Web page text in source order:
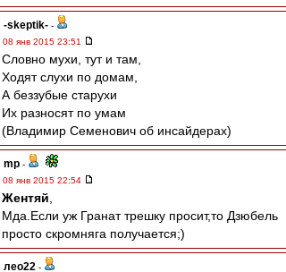
-skeptik- -
08 янв 2015 23:51
Словно мухи, тут и там,
Ходят слухи по домам,
А беззубые старухи
Их разносят по умам
(Владимир Семенович об инсайдерах)
mp -
08 янв 2015 22:54
Жентяй
Мда.Если уж Гранат трешку просит,то Дзюбель
просто скромняга получается;)
лео22 -